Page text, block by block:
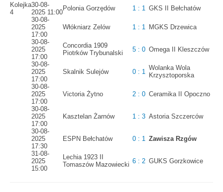
Kolejka
4
30-08-
2025 11:00
Polonia Gorzędów 1 : 1 GKS II Bełchatów
30-08-
2025
17:00
Włókniarz Zelów 1 : 1 MGKS Drzewica
30-08-
2025
17:00
Concordia 1909
Piotrków Trybunalski
5 : 0 Omega II Kleszczów
30-08-
2025
17:00
Skalnik Sulejów 0 : 1
Wolanka Wola
Krzysztoporska
30-08-
2025
17:00
Victoria Żytno 2 : 0 Ceramika II Opoczno
30-08-
2025
17:00
Kasztelan Żarnów 1 : 3 Astoria Szczerców
30-08-
2025
17:30
ESPN Bełchatów 0 : 1 Zawisza Rzgów
31-08-
2025
15:00
Lechia 1923 II
Tomaszów Mazowiecki 6 : 2 GUKS Gorzkowice